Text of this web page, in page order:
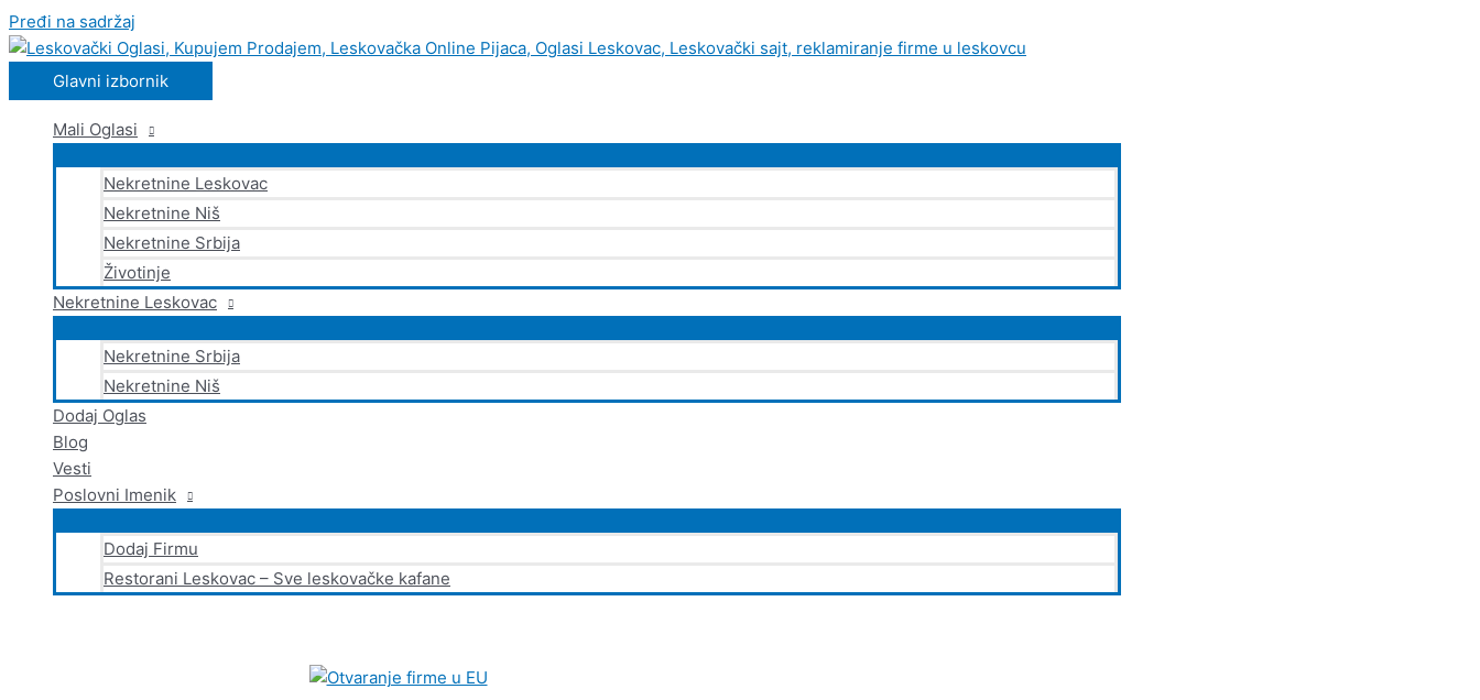
Pređi na sadržaj
Glavni izbornik
Mali Oglasi
Nekretnine Leskovac
Nekretnine Niš
Nekretnine Srbija
Životinje
Nekretnine Leskovac
Nekretnine Srbija
Nekretnine Niš
Dodaj Oglas
Blog
Vesti
Poslovni Imenik
Dodaj Firmu
Restorani Leskovac – Sve leskovačke kafane